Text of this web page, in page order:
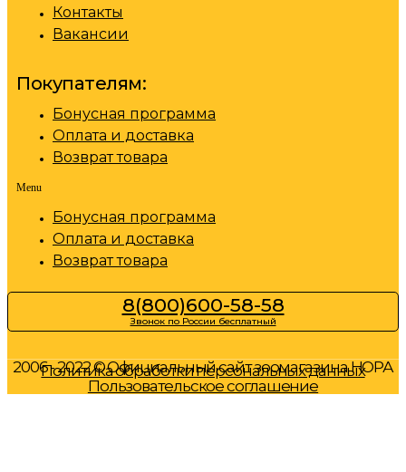
Контакты
Вакансии
Покупателям:
Бонусная программа
Оплата и доставка
Возврат товара
Menu
Бонусная программа
Оплата и доставка
Возврат товара
8(800)600-58-58
Звонок по России бесплатный
2006 - 2022 © Официальный сайт зоомагазина НОРА
Политика обработки персональных данных
Пользовательское соглашение